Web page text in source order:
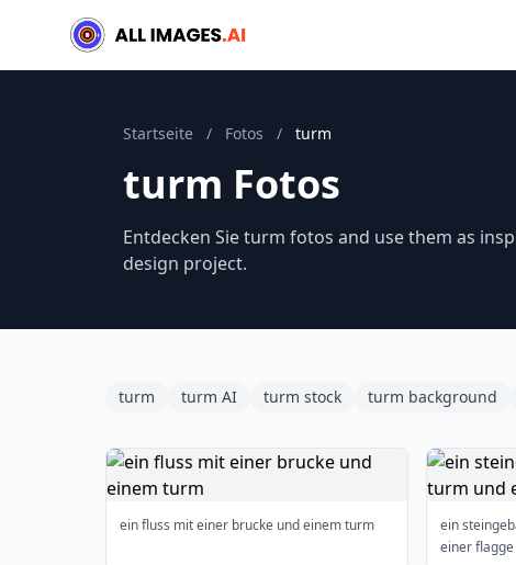
Startseite / Fotos / turm
turm Fotos
Entdecken Sie turm fotos and use them as
design project.
turm turm AI turm stock turm background
ein fluss mit einer brucke und einem turm
ein
einer